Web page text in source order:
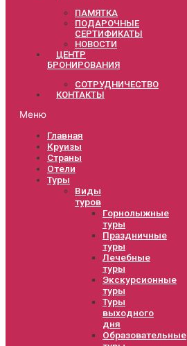
ПАМЯТКА
ПОДАРОЧНЫЕ
СЕРТИФИКАТЫ
НОВОСТИ
ЦЕНТР
БРОНИРОВАНИЯ
СОТРУДНИЧЕСТВО
КОНТАКТЫ
Меню
Главная
Круизы
Страны
Отели
Туры
Виды
туров
Горнолыжные
туры
Праздничные
туры
Лечебные
туры
Экскурсионные
туры
Туры
выходного
дня
Образовательные